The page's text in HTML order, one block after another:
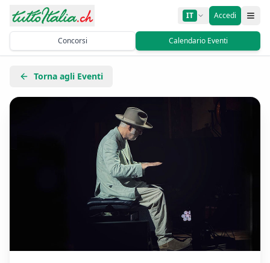
IT Accedi
Concorsi Calendario Eventi
Torna agli Eventi